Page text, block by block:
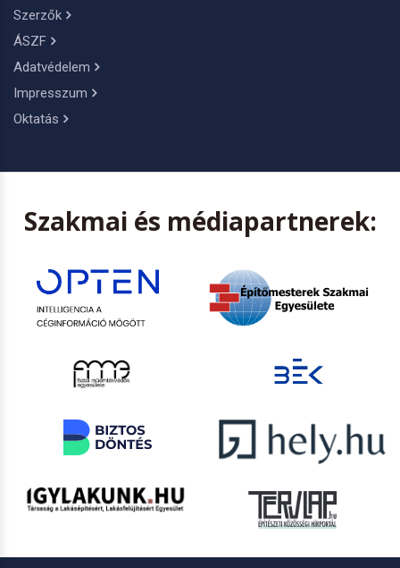
Szerzők
ÁSZF
Adatvédelem
Impresszum
Oktatás
Szakmai és médiapartnerek: